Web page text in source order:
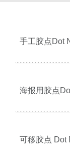
手工胶点Dot
海报用胶点
可移胶点 Dot